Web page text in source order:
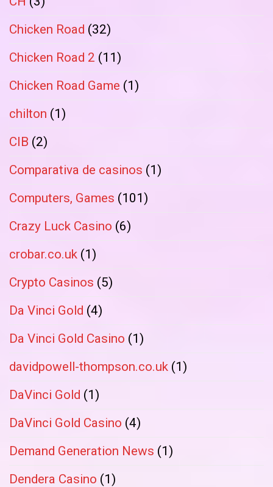
Chicken Road (32)
Chicken Road 2 (11)
Chicken Road Game (1)
chilton (1)
CIB (2)
Comparativa de casinos (1)
Computers, Games (101)
Crazy Luck Casino (6)
crobar.co.uk (1)
Crypto Casinos (5)
Da Vinci Gold (4)
Da Vinci Gold Casino (1)
davidpowell-thompson.co.uk (1)
DaVinci Gold (1)
DaVinci Gold Casino (4)
Demand Generation News (1)
Dendera Casino (1)